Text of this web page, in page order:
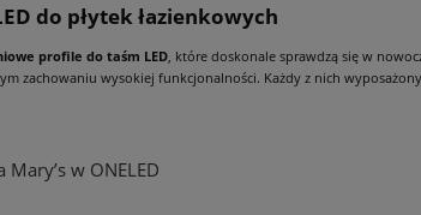
do płytek łazienkowych
profile do taśm LED, które doskonale sprawdzą się w
zachowaniu wysokiej funkcjonalności. Każdy z nich
w ONELED